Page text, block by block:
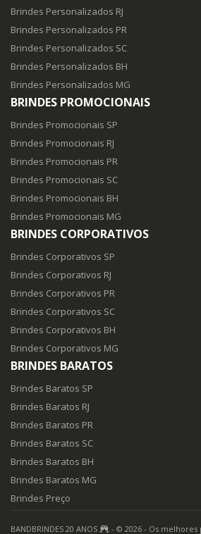
Brindes Personalizados RJ
Brindes Personalizados PR
Brindes Personalizados SC
Brindes Personalizados BH
Brindes Personalizados MG
BRINDES PROMOCIONAIS
Brindes Promocionais SP
Brindes Promocionais RJ
Brindes Promocionais PR
Brindes Promocionais SC
Brindes Promocionais BH
Brindes Promocionais MG
BRINDES CORPORATIVOS
Brindes Corporativos SP
Brindes Corporativos RJ
Brindes Corporativos PR
Brindes Corporativos SC
Brindes Corporativos BH
Brindes Corporativos MG
BRINDES BARATOS
Brindes Baratos SP
Brindes Baratos RJ
Brindes Baratos PR
Brindes Baratos SC
Brindes Baratos BH
Brindes Baratos MG
Brindes Preço
BANDBRINDES 20 ANOS
- © 2026 - Os